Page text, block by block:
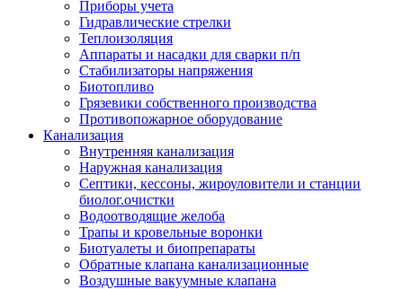
Приборы учета
Гидравлические стрелки
Теплоизоляция
Аппараты и насадки для сварки п/п
Стабилизаторы напряжения
Биотопливо
Грязевики собственного производства
Противопожарное оборудование
Канализация
Внутренняя канализация
Наружная канализация
Септики, кессоны, жироуловители и станции
биолог.очистки
Водоотводящие желоба
Трапы и кровельные воронки
Биотуалеты и биопрепараты
Обратные клапана канализационные
Воздушные вакуумные клапана